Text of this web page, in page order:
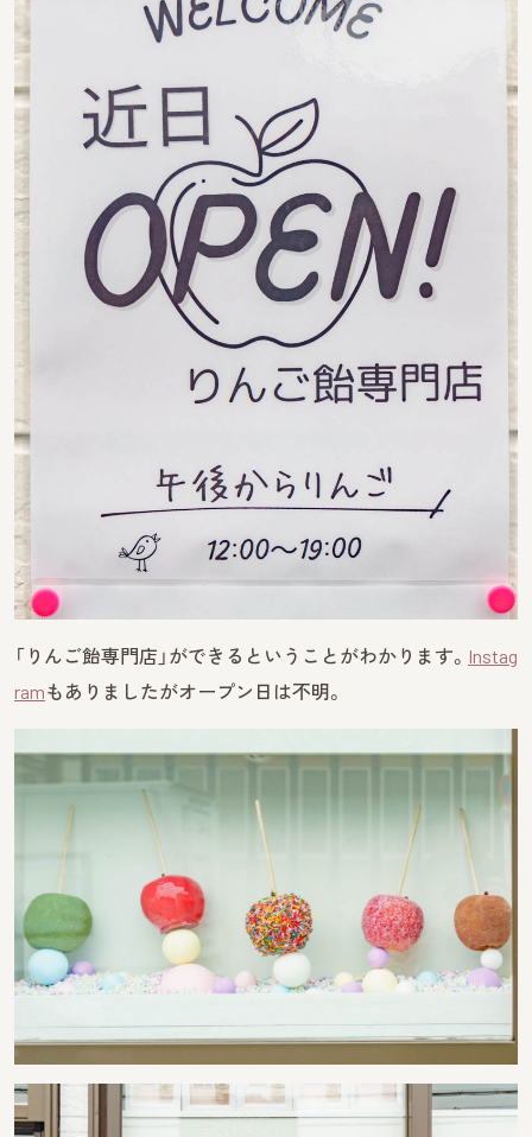
「りんご飴専門店」ができるということがわかります。 Instag
ramもありましたがオープン日は不明。